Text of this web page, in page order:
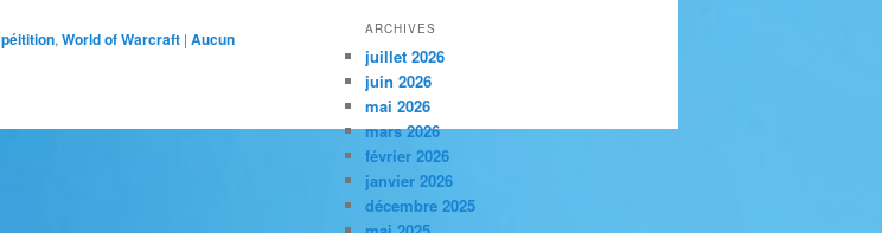
péitition,World of Warcraft | Aucun
ARCHIVES
juillet 2026
juin 2026
mai 2026
mars 2026
février 2026
janvier 2026
décembre 2025